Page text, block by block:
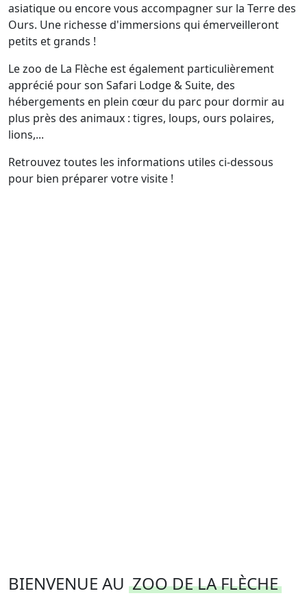
asiatique ou encore vous accompagner sur la Terre des
Ours. Une richesse d'immersions qui émerveilleront
petits et grands !
Le zoo de La Flèche est également particulièrement
apprécié pour son Safari Lodge & Suite, des
hébergements en plein cœur du parc pour dormir au
plus près des animaux : tigres, loups, ours polaires,
lions,...
Retrouvez toutes les informations utiles ci-dessous
pour bien préparer votre visite !
BIENVENUE AU ZOO DE LA FLÈCHE